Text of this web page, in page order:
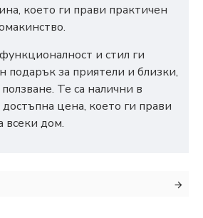
което ги прави практичен
и стил ги
подарък за приятели и близки,
Те са налични в
цена, което ги прави
всеки дом.